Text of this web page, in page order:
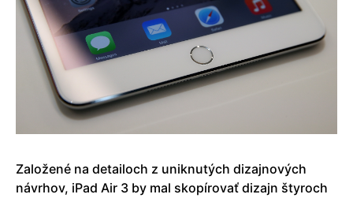
Založené na detailoch z uniknutých dizajnových
návrhov, iPad Air 3 by mal skopírovať dizajn štyroch